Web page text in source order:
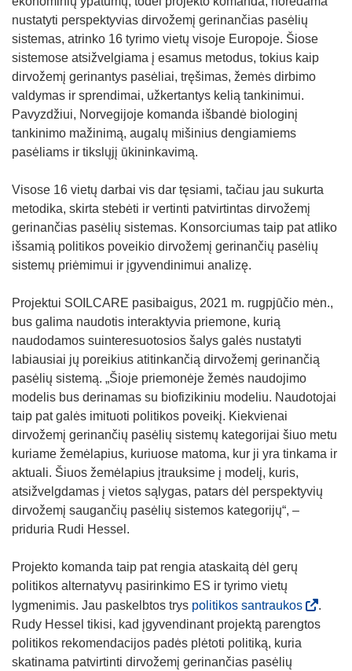
nustatyti perspektyvias dirvožemį gerinančias pasėlių
sistemas, atrinko 16 tyrimo vietų visoje Europoje. Šiose
sistemose atsižvelgiama į esamus metodus, tokius kaip
dirvožemį gerinantys pasėliai, tręšimas, žemės dirbimo
valdymas ir sprendimai, užkertantys kelią tankinimui.
Pavyzdžiui, Norvegijoje komanda išbandė biologinį
tankinimo mažinimą, augalų mišinius dengiamiems
pasėliams ir tikslųjį ūkininkavimą.
Visose 16 vietų darbai vis dar tęsiami, tačiau jau sukurta
metodika, skirta stebėti ir vertinti patvirtintas dirvožemį
gerinančias pasėlių sistemas. Konsorciumas taip pat atliko
išsamią politikos poveikio dirvožemį gerinančių pasėlių
sistemų priėmimui ir įgyvendinimui analizę.
Projektui SOILCARE pasibaigus, 2021 m. rugpjūčio mėn.,
bus galima naudotis interaktyvia priemone, kurią
naudodamos suinteresuotosios šalys galės nustatyti
labiausiai jų poreikius atitinkančią dirvožemį gerinančią
pasėlių sistemą. „Šioje priemonėje žemės naudojimo
modelis bus derinamas su biofizikiniu modeliu. Naudotojai
taip pat galės imituoti politikos poveikį. Kiekvienai
dirvožemį gerinančių pasėlių sistemų kategorijai šiuo metu
kuriame žemėlapius, kuriuose matoma, kur ji yra tinkama ir
aktuali. Šiuos žemėlapius įtrauksime į modelį, kuris,
atsižvelgdamas į vietos sąlygas, patars dėl perspektyvių
dirvožemį saugančių pasėlių sistemos kategorijų“, –
priduria Rudi Hessel.
Projekto komanda taip pat rengia ataskaitą dėl gerų
politikos alternatyvų pasirinkimo ES ir tyrimo vietų
lygmenimis. Jau paskelbtos trys politikos santraukos(
o
.
Rudy Hessel tikisi, kad įgyvendinant projektą parengtos
politikos rekomendacijos padės plėtoti politiką, kuria
skatinama patvirtinti dirvožemį gerinančias pasėlių